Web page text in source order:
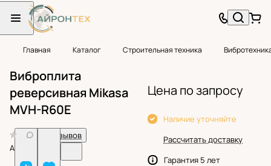
Главная Каталог Строительная техника
Виброплита
реверсивная Mikasa
MVH-R60E
Нет отзывов
Арт.
Цена по запросу
Наличие уточняйте
Рассчитать доставку
Гарантия 5 лет